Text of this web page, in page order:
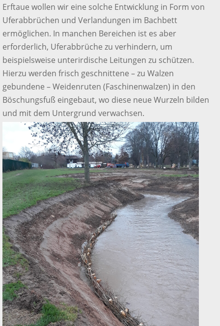
Erftaue wollen wir eine solche Entwicklung in Form von
Uferabbrüchen und Verlandungen im Bachbett
ermöglichen. In manchen Bereichen ist es aber
erforderlich, Uferabbrüche zu verhindern, um
beispielsweise unterirdische Leitungen zu schützen.
Hierzu werden frisch geschnittene – zu Walzen
gebundene – Weidenruten (Faschinenwalzen) in den
Böschungsfuß eingebaut, wo diese neue Wurzeln bilden
und mit dem Untergrund verwachsen.